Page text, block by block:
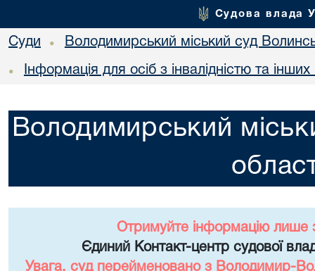
Судова влада
Суди • Володимирський міський суд
• Інформація для осіб з інвалідністю та
Володимирський
Отримуйте інформацію лише
Єдиний Контакт-центр судової
Увага, суд перейменовано з Володимир-